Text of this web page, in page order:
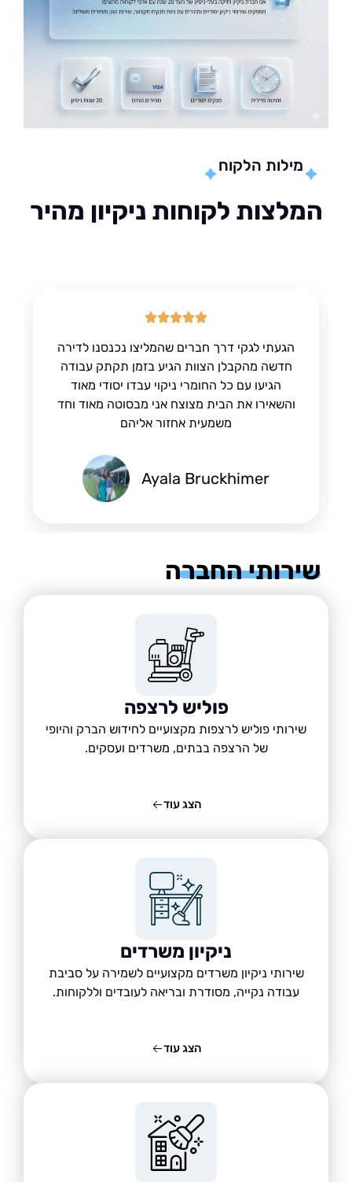
מילות הלקוח
לקוחות ניקיון מהיר
הגעתי לגקי דרך חברים שהמליצו נכנסנו לדירה
חדשה מהקבלן הצוות הגיע בזמן תקתק עבודה
הגיעו עם כל החומרי ניקוי עבדו יסודי מאוד
והשאירו את הבית מצוצח אני מבסוטה מאוד וחד
משמעית אחזור אליהם
Ayala Bruckhimer
החברה
פוליש לרצפה
שירותי פוליש לרצפות מקצועיים לחידוש הברק והיופי
של הרצפה בבתים, משרדים ועסקים.
ניקיון משרדים
שירותי ניקיון משרדים מקצועיים לשמירה על סביבת
עבודה נקייה, מסודרת ובריאה לעובדים וללקוחות.